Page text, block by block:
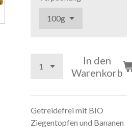
In den
Warenkorb
Getreidefrei mit BIO
Ziegentopfen und Bananen